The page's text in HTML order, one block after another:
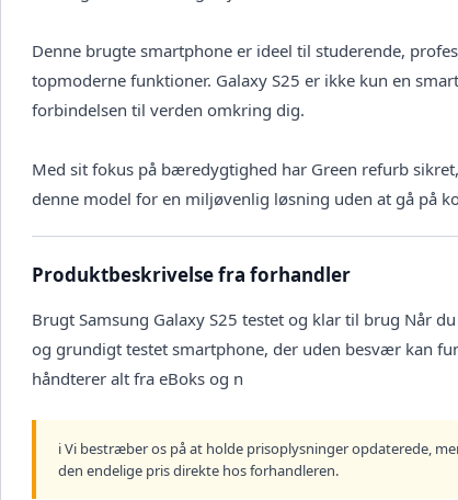
Denne brugte smartphone er ideel til studerende,
topmoderne funktioner. Galaxy S25 er ikke kun en
forbindelsen til verden omkring dig.
Med sit fokus på bæredygtighed har Green refurb
denne model for en miljøvenlig løsning uden at gå på
Produktbeskrivelse fra forhandler
Brugt Samsung Galaxy S25 testet og klar til brug Når
og grundigt testet smartphone, der uden besvær kan
håndterer alt fra eBoks og n
ℹ️ Vi bestræber os på at holde prisoplysninger opdaterede,
den endelige pris direkte hos forhandleren.